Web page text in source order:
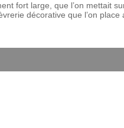
fort large, que l’on mettait
décorative que l’on place